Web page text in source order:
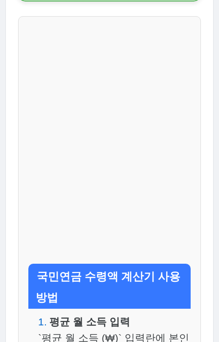
국민연금 수령액 계산기 사용
방법
평균 월 소득 입력
`평균 월 소득 (₩)` 입력란에 본인